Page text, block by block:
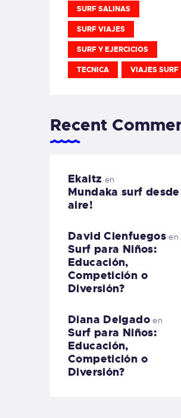
SURF SALINAS
SURF VIAJES
SURF Y EJERCICIOS
TECNICA VIAJES SURF
Recent
Ekaitz en
Mundaka surf
aire!
David Cienfuegos en
Surf para Niños:
Educación,
Competición o
Diversión?
Diana Delgadoen
Surf para Niños:
Educación,
Competición o
Diversión?